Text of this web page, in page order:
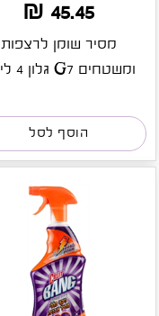
45.45 ₪
מסיר שומן לרצפות
ומשטחים G7 גלון 4 ליטר
הוסף לסל